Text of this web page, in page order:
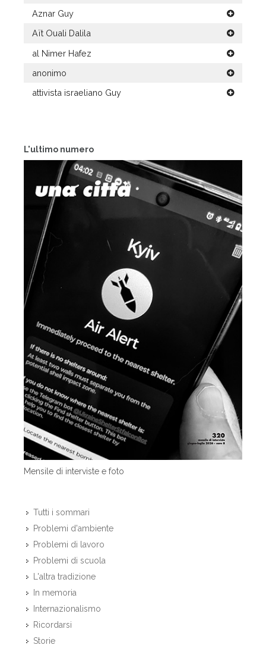
L'ultimo numero
Mensile di interviste e foto
Tutti i sommari
Problemi d'ambiente
Problemi di lavoro
Problemi di scuola
L'altra tradizione
In memoria
Internazionalismo
Ricordarsi
Storie
Aznar Guy
Aït Ouali Dalila
al Nimer Hafez
anonimo
attivista israeliano Guy